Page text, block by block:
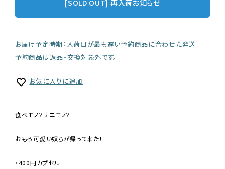
[SOLD OUT] 再入荷お知らせ
お届け予定時期：入荷日が最も遅い予約商品に合わせた発送
予約商品は返品・交換対象外です。
お気に入りに追加
食べモノ？ナニモノ？
おもろ可愛い奴らが帰って来た！
・400円カプセル